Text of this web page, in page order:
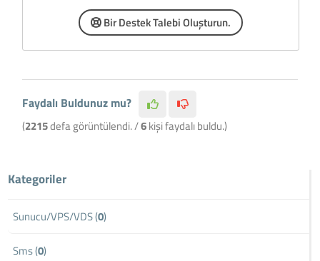
Bir Destek Talebi Oluşturun.
Faydalı Buldunuz mu?
(2215defa görüntülendi. /6kişi faydalı buldu.)
Kategoriler
Sunucu/VPS/VDS (0)
Sms (0)